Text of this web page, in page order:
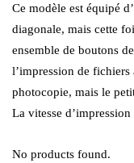
Ce modèle est équipé
diagonale, mais cette
ensemble de boutons
l’impression de fichiers
photocopie, mais le
La vitesse d’impression
No products found.